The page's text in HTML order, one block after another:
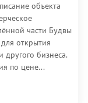
объекта
части Будвы
открытия
другого бизнеса.
по цене...